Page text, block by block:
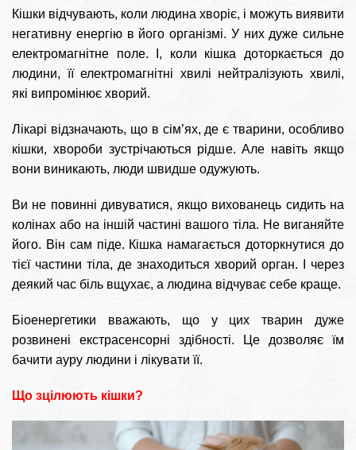
Кішки відчувають, коли людина хворіє, і можуть виявити
негативну енергію в його організмі. У них дуже сильне
електромагнітне поле. І, коли кішка доторкається до
людини, її електромагнітні хвилі нейтралізують хвилі,
які випромінює хворий.
Лікарі відзначають, що в сім’ях, де є тварини, особливо
кішки, хвороби зустрічаються рідше. Але навіть якщо
вони виникають, люди швидше одужують.
Ви не повинні дивуватися, якщо вихованець сидить на
колінах або на іншій частині вашого тіла. Не виганяйте
його. Він сам піде. Кішка намагається доторкнутися до
тієї частини тіла, де знаходиться хворий орган. І через
деякий час біль вщухає, а людина відчуває себе краще.
Біоенергетики вважають, що у цих тварин дуже
розвинені екстрасенсорні здібності. Це дозволяє їм
бачити ауру людини і лікувати її.
Що зцілюють кішки?